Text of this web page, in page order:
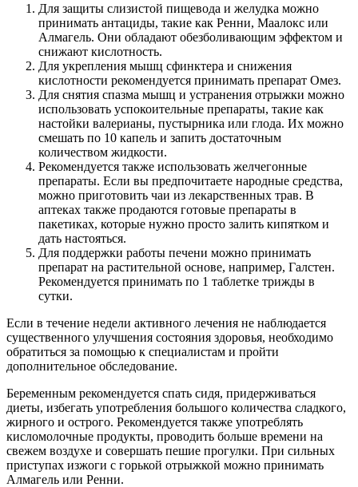
Для защиты слизистой пищевода и желудка можно
принимать антациды, такие как Ренни, Маалокс или
Алмагель. Они обладают обезболивающим эффектом и
снижают кислотность.
Для укрепления мышц сфинктера и снижения
кислотности рекомендуется принимать препарат Омез.
Для снятия спазма мышц и устранения отрыжки можно
использовать успокоительные препараты, такие как
настойки валерианы, пустырника или глода. Их можно
смешать по 10 капель и запить достаточным
количеством жидкости.
Рекомендуется также использовать желчегонные
препараты. Если вы предпочитаете народные средства,
можно приготовить чаи из лекарственных трав. В
аптеках также продаются готовые препараты в
пакетиках, которые нужно просто залить кипятком и
дать настояться.
Для поддержки работы печени можно принимать
препарат на растительной основе, например, Галстен.
Рекомендуется принимать по 1 таблетке трижды в
сутки.
Если в течение недели активного лечения не наблюдается
существенного улучшения состояния здоровья, необходимо
обратиться за помощью к специалистам и пройти
дополнительное обследование.
Беременным рекомендуется спать сидя, придерживаться
диеты, избегать употребления большого количества сладкого,
жирного и острого. Рекомендуется также употреблять
кисломолочные продукты, проводить больше времени на
свежем воздухе и совершать пешие прогулки. При сильных
приступах изжоги с горькой отрыжкой можно принимать
Алмагель или Ренни.